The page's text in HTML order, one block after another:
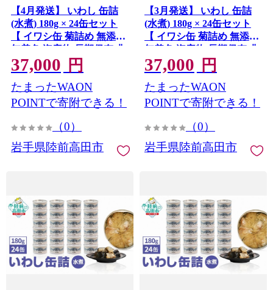
【4月発送】 いわし 缶詰
(水煮) 180g × 24缶セット
【 イワシ缶 菊詰め 無添加
無着色 海産物 長期保存 非
常食 国産 防災グッズ 】
RT911-24
37,000 円
たまったWAON
POINTで寄附できる！
（0）
岩手県陸前高田市
【3月発送】 いわし 缶詰
(水煮) 180g × 24缶セット
【 イワシ缶 菊詰め 無添加
無着色 海産物 長期保存 非
常食 国産 防災グッズ 】
RT911-24
37,000 円
たまったWAON
POINTで寄附できる！
（0）
岩手県陸前高田市